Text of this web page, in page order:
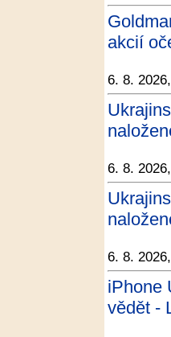
akcií
6. 8.
6. 8.
6. 8.
iPhone
vědět -